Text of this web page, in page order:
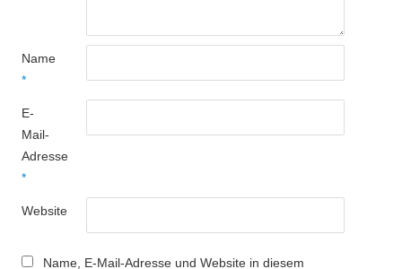
Name
*
E-
Mail-
Adresse
*
Website
Name, E-Mail-Adresse und Website in diesem